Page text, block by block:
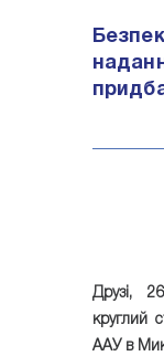
Друзі,
круглий
ААУ в